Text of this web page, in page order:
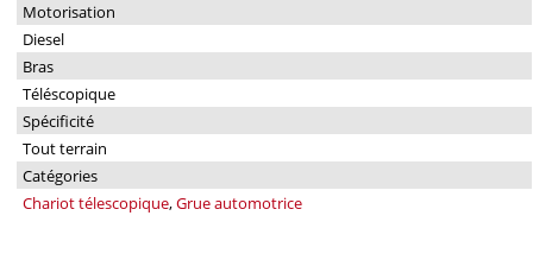
Motorisation
Diesel
Bras
Téléscopique
Spécificité
Tout terrain
Catégories
Chariot télescopique,Grue automotrice